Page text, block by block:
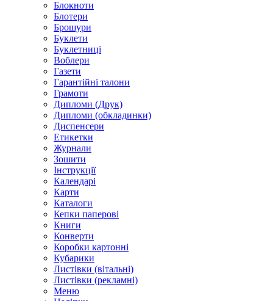
Блокноти
Блотери
Брошури
Буклети
Буклетниці
Воблери
Газети
Гарантійні талони
Грамоти
Дипломи (Друк)
Дипломи (обкладинки)
Диспенсери
Етикетки
Журнали
Зошити
Інструкції
Календарі
Карти
Каталоги
Кепки паперові
Книги
Конверти
Коробки картонні
Кубарики
Листівки (вітальні)
Листівки (рекламні)
Меню